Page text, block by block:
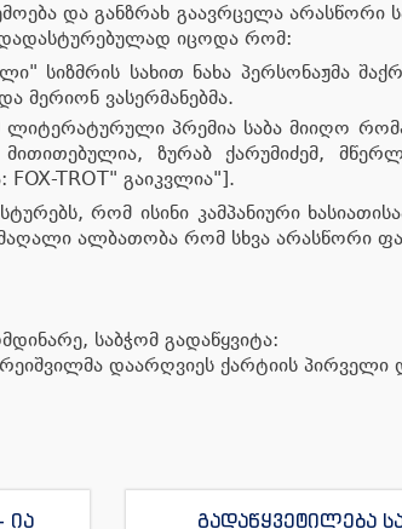
და განზრახ გაავრცელა არასწორი
დადასტურებულად იცოდა რომ:
სიზმრის სახით ნახა პერსონაჟმა
მერიონ ვასერმანებმა.
ლიტერატურული პრემია საბა მიიღო
ზურაბ ქარუმიძემ,
TROT" გაიკვლია"].
რომ ისინი კამპანიური
მაღალი ალბათობა რომ სხვა არასწორი
საბჭომ გადაწყვიტა:
დაარღვიეს ქარტიის პირველი
ია გადაწყვეტილება